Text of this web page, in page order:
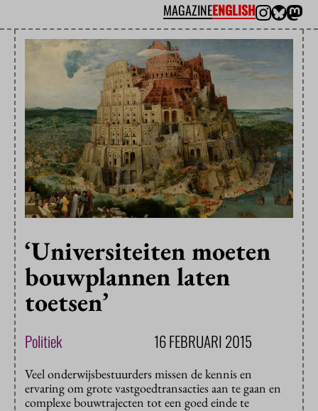
MAGAZINEENGLISH
‘Universiteiten moeten
bouwplannen laten
toetsen’
Politiek 16 FEBRUARI 2015
Veel onderwijsbestuurders missen de kennis en
ervaring om grote vastgoedtransacties aan te gaan en
complexe bouwtrajecten tot een goed einde te